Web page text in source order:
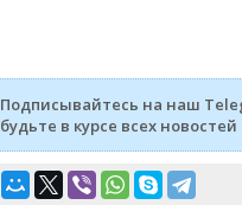
Подписывайтесь на наш
будьте в курсе всех новостей